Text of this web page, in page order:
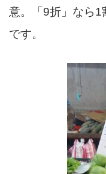
意。「9折」なら1
です。